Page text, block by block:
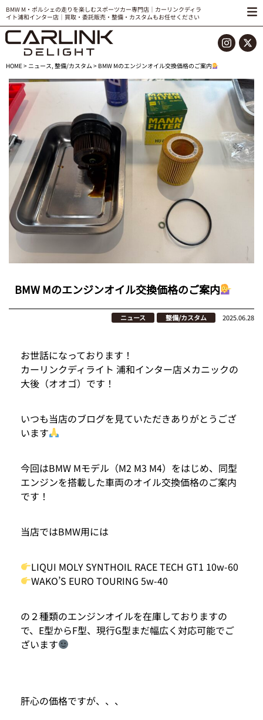
BMW M・ポルシェの走りを楽しむスポーツカー専門店｜カーリンクディラ
イト浦和インター店｜買取・委託販売・整備・カスタムもお任せください
HOME> ニュース,整備/カスタム> BMW Mのエンジンオイル交換価格のご案内
BMW Mのエンジンオイル交換価格のご案内
ニュース 整備/カスタム 2025.06.28
お世話になっております！
カーリンクディライト 浦和インター店メカニックの
大後（オオゴ）です！
いつも当店のブログを見ていただきありがとうござ
います
今回はBMW Mモデル（M2 M3 M4）をはじめ、同型
エンジンを搭載した車両のオイル交換価格のご案内
です！
当店ではBMW用には
LIQUI MOLY SYNTHOIL RACE TECH GT1 10w-60
WAKO’S EURO TOURING 5w-40
の２種類のエンジンオイルを在庫しておりますの
で、E型からF型、現行G型まだ幅広く対応可能でご
ざいます
肝心の価格ですが、、、